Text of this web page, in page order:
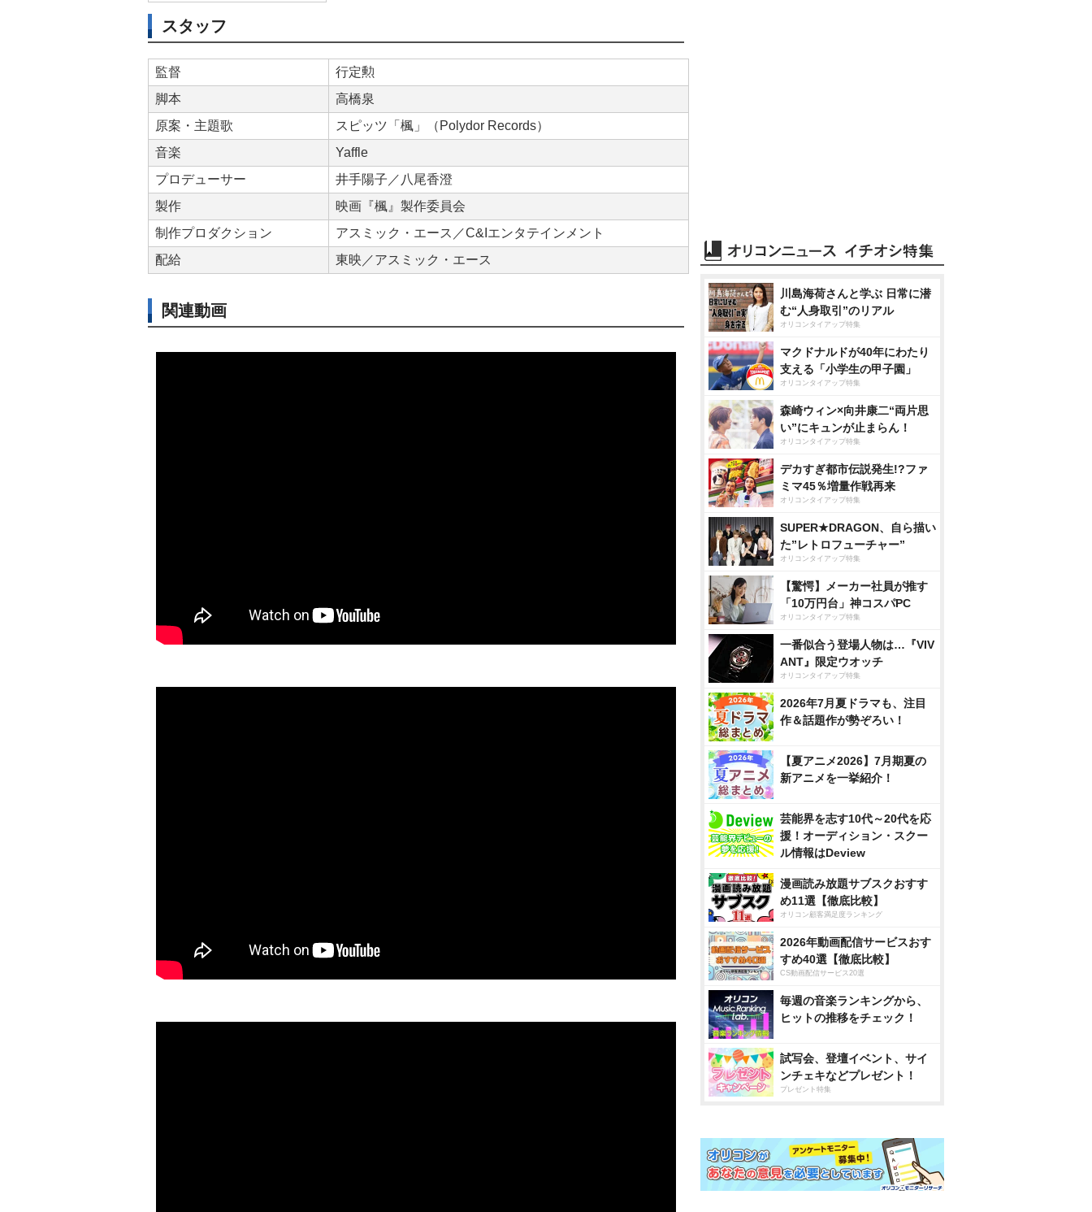
スタッフ
監督
行定勲
脚本
高橋泉
原案・主題歌
スピッツ「楓」（Polydor Records）
音楽
Yaffle
プロデューサー
井手陽子／八尾香澄
製作
映画『楓』製作委員会
制作プロダクション
アスミック・エース／C&Iエンタテインメント
配給
東映／アスミック・エース
関連動画
川島海荷さんと学ぶ 日常に潜
む“人身取引”のリアル
オリコンタイアップ特集
マクドナルドが40年にわたり
支える「小学生の甲子園」
オリコンタイアップ特集
森崎ウィン×向井康二“両片思
い”にキュンが止まらん！
オリコンタイアップ特集
デカすぎ都市伝説発生!?ファ
ミマ45％増量作戦再来
オリコンタイアップ特集
SUPER★DRAGON、自ら描い
た”レトロフューチャー”
オリコンタイアップ特集
【驚愕】メーカー社員が推す
「10万円台」神コスパPC
オリコンタイアップ特集
一番似合う登場人物は…『VIV
ANT』限定ウオッチ
オリコンタイアップ特集
2026年7月夏ドラマも、注目
作＆話題作が勢ぞろい！
【夏アニメ2026】7月期夏の
新アニメを一挙紹介！
芸能界を志す10代～20代を応
援！オーディション・スクー
ル情報はDeview
漫画読み放題サブスクおすす
め11選【徹底比較】
オリコン顧客満足度ランキング
2026年動画配信サービスおす
すめ40選【徹底比較】
CS動画配信サービス20選
毎週の音楽ランキングから、
ヒットの推移をチェック！
試写会、登壇イベント、サイ
ンチェキなどプレゼント！
プレゼント特集